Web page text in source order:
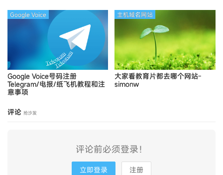
Google Voice号码注册
Telegram/电报/纸飞机教程和注
意事项
Google Voice
大家看教育片都去哪个网站-
simonw
主机域名网站
评论 抢沙发
评论前必须登录！
立即登录 注册